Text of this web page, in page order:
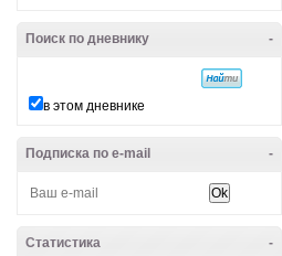
-
Поиск по дневнику
в этом дневнике
-
Подписка по e-mail
-
Статистика